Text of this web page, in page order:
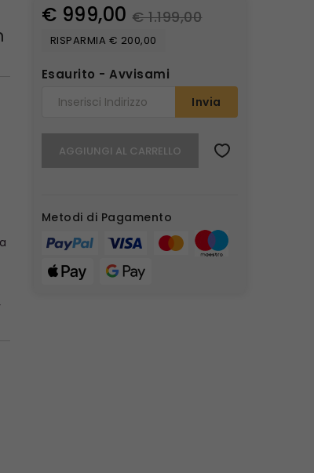
€ 999,00 € 1.199,00
RISPARMIA € 200,00
Esaurito - Avvisami
Invia
AGGIUNGI AL CARRELLO
Metodi di Pagamento